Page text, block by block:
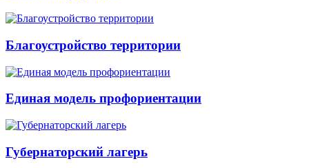
Благоустройство территории
Единая модель профориентации
Губернаторский лагерь